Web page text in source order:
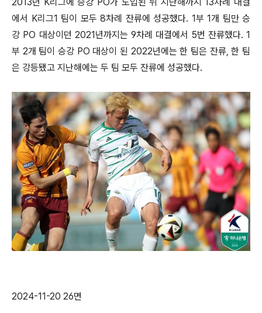
에서 K리그1 팀이 모두 8차례 잔류에 성공했다. 1부 1개 팀만 승
강 PO 대상이던 2021년까지는 9차례 대결에서 5번 잔류했다. 1
부 2개 팀이 승강 PO 대상이 된 2022년에는 한 팀은 잔류, 한 팀
은 강등됐고 지난해에는 두 팀 모두 잔류에 성공했다.
2024-11-20 26면